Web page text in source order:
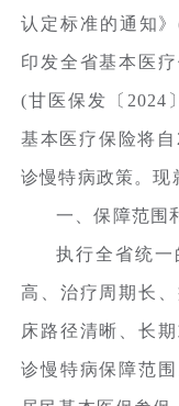
认定标准的通知
印发全省基本医
(甘医保发〔2024
基本医疗保险将
诊慢特病政策。现
一、保障范围
执行全省统
高、治疗周期长
床路径清晰、长
诊慢特病保障范